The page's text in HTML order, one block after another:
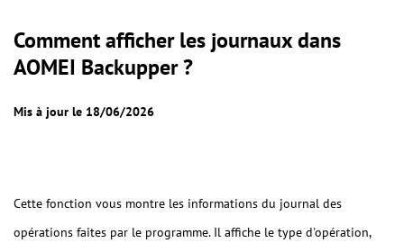
Comment afficher les journaux dans
AOMEI Backupper ?
Mis à jour le 18/06/2026
Cette fonction vous montre les informations du journal des
opérations faites par le programme. Il affiche le type d'opération,